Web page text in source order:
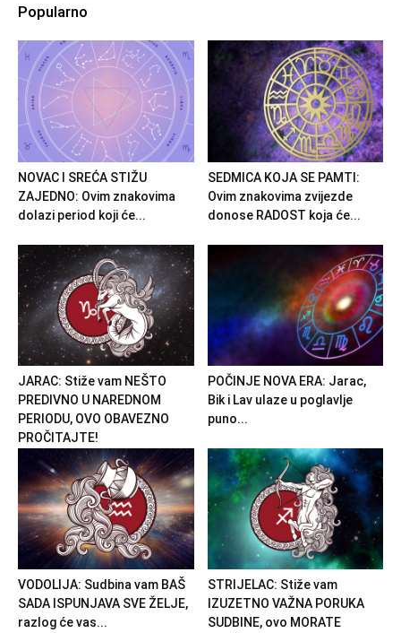
Popularno
NOVAC I SREĆA STIŽU
ZAJEDNO: Ovim znakovima
dolazi period koji će...
SEDMICA KOJA SE PAMTI:
Ovim znakovima zvijezde
donose RADOST koja će...
JARAC: Stiže vam NEŠTO
PREDIVNO U NAREDNOM
PERIODU, OVO OBAVEZNO
PROČITAJTE!
POČINJE NOVA ERA: Jarac,
Bik i Lav ulaze u poglavlje
puno...
VODOLIJA: Sudbina vam BAŠ
SADA ISPUNJAVA SVE ŽELJE,
razlog će vas...
STRIJELAC: Stiže vam
IZUZETNO VAŽNA PORUKA
SUDBINE, ovo MORATE